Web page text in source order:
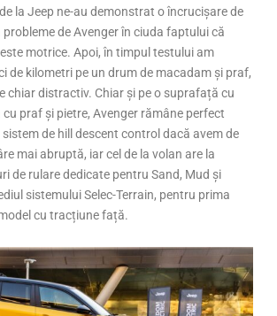
la Jeep ne-au demonstrat o încrucișare de
de Avenger în ciuda faptului că
motrice. Apoi, în timpul testului am
de kilometri pe un drum de macadam și praf,
chiar distractiv. Chiar și pe o suprafață cu
praf și pietre, Avenger rămâne perfect
de hill descent control dacă avem de
mai abruptă, iar cel de la volan are la
de rulare dedicate pentru Sand, Mud și
sistemului Selec-Terrain, pentru prima
cu tracțiune față.